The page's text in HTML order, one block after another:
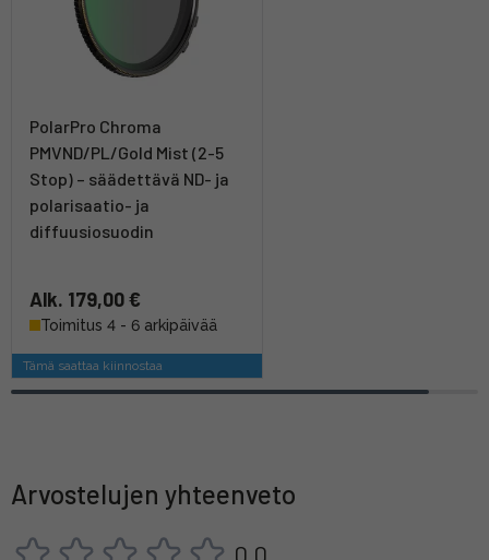
PolarPro Chroma
PMVND/PL/Gold Mist (2-5
Stop) – säädettävä ND- ja
polarisaatio- ja
diffuusiosuodin
Alk. 179,00 €
Toimitus 4 - 6 arkipäivää
Tämä saattaa kiinnostaa
Arvostelujen yhteenveto
0,0